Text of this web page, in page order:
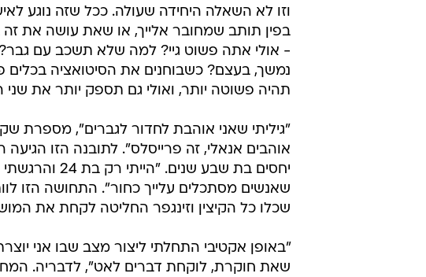
וזו לא השאלה היחידה שעולה. ככל שזה נוגע
בפין תותב שמחובר אלייך, או שאת עושה את
- אולי אתה פשוט גיי? למה שלא תשכב עם
נמשך, בעצם? כשבוחנים את הסיטואציה בכלים
תהיה פשוטה יותר, ואולי גם תספק יותר את
אוהבים אנאלי, זה פרייסלס". לתובנה הזו
יחסים בת שבע
שאנשים מסתכלים עלייך כחור". התחושה הזו
שכלו כל הקיצין וזינגפר החליטה לקחת את
"באופן אקטיבי התחלתי ליצור מצב שבו אני
שאת חוקרת, לוקחת דברים לאט", לדבריה.